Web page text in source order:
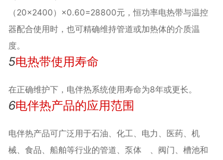
（20×2400）×0.60=28800元，恒功率电热带与温控
器配合使用时，也可精确维持管道或加热体的介质温
度。
5电热带使用寿命
在正确维护下，电伴热系统使用寿命为8年或更长。
6电伴热产品的应用范围
电伴热产品可广泛用于石油、化工、电力、医药、机
械、食品、船舶等行业的管道、泵体 、阀门、槽池和